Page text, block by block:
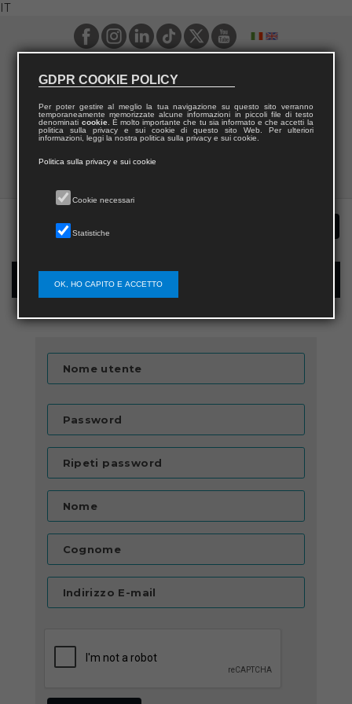
IT
Registrazione nuovo utente per acquisti sul sito
Nome utente
Password
Ripeti password
Nome
Cognome
Indirizzo E-mail
GDPR COOKIE POLICY
Per poter gestire al meglio la tua navigazione su questo sito verranno
temporaneamente memorizzate alcune informazioni in piccoli file di testo
denominati cookie. È molto importante che tu sia informato e che accetti la
politica sulla privacy e sui cookie di questo sito Web. Per ulteriori
informazioni, leggi la nostra politica sulla privacy e sui cookie.
Politica sulla privacy e sui cookie
Cookie necessari
Statistiche
OK, HO CAPITO E ACCETTO